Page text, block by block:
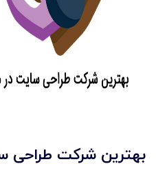
بهترین شرکت طراحی